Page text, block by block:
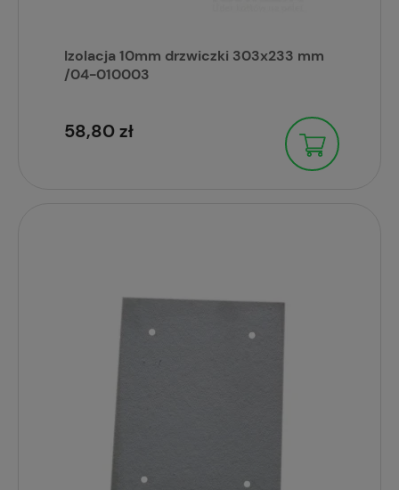
Izolacja 10mm drzwiczki 303x233 mm
/04-010003
58,80 zł